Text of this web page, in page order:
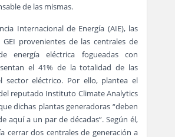
de las mismas.
Internacional de Energía (AIE), las
GEI provenientes de las centrales de
energía eléctrica fogueadas con
el 41% de la totalidad de las
sector eléctrico. Por ello, plantea el
reputado Instituto Climate Analytics
dichas plantas generadoras “deben
aquí a un par de décadas”. Según él,
cerrar dos centrales de generación a